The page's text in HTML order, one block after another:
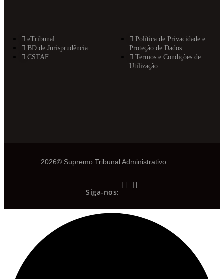
eTribunal
BD de Jurisprudência
CSTAF
Política de Privacidade e
Proteção de Dados
Termos e Condições de
Utilização
2026© Supremo Tribunal Administrativo
Siga-nos: